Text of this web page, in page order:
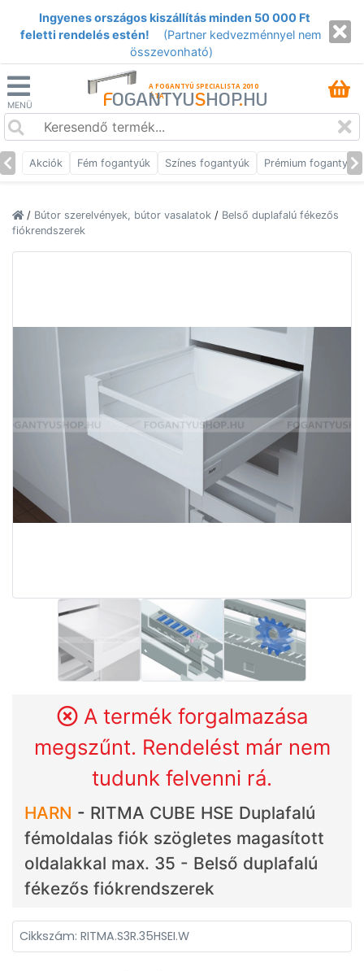
Ingyenes országos kiszállítás minden 50 000 Ft
feletti rendelés estén!
(Partner kedvezménnyel nem
összevonható)
MENÜ
A FOGANTYÚ SPECIALISTA 2010
ÓTA
FOGANTYUSHOP.HU
Akciók Fém fogantyúk Színes fogantyúk Prémium fogantyúk
/ Bútor szerelvények, bútor vasalatok / Belső duplafalú fékezős
fiókrendszerek
A termék forgalmazása
megszűnt. Rendelést már nem
tudunk felvenni rá.
HARN - RITMA CUBE HSE Duplafalú
fémoldalas fiók szögletes magasított
oldalakkal max. 35 - Belső duplafalú
fékezős fiókrendszerek
Cikkszám: RITMA.S3R.35HSEI.W